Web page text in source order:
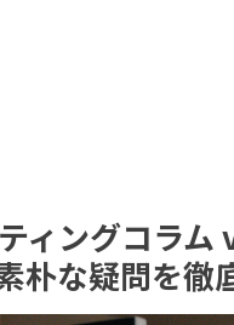
ティングコラ
朴な疑問を徹